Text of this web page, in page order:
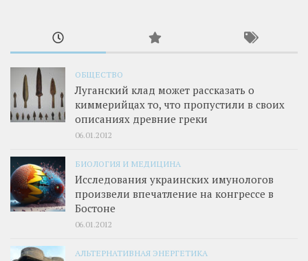
ОБЩЕСТВО
Луганский клад может рассказать о
киммерийцах то, что пропустили в своих
описаниях древние греки
06.01.2012
БИОЛОГИЯ И МЕДИЦИНА
Исследования украинских имунологов
произвели впечатление на конгрессе в
Бостоне
06.01.2012
АЛЬТЕРНАТИВНАЯ ЭНЕРГЕТИКА